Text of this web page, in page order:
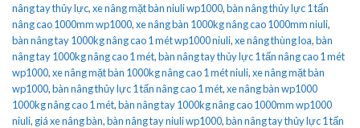
nâng tay thủy lực,xe nâng mặt bàn niuli wp1000,bàn nâng thủy lực 1 tấn
nâng cao 1000mm wp1000,xe nâng bàn 1000kg nâng cao 1000mm niuli,
bàn nâng tay 1000kg nâng cao 1 mét wp1000 niuli,xe nâng thùng loa,bàn
nâng tay 1000kg nâng cao 1 mét,bàn nâng tay thủy lực 1 tấn nâng cao 1 mét
wp1000,xe nâng mặt bàn 1000kg nâng cao 1 mét niuli,xe nâng mặt bàn
wp1000,bàn nâng thủy lực 1 tấn nâng cao 1 mét,xe nâng bàn wp1000
1000kg nâng cao 1 mét,bàn nâng tay 1000kg nâng cao 1000mm wp1000
niuli, giá xe nâng bàn,bàn nâng tay niuli wp1000,bàn nâng tay thủy lực 1 tấn